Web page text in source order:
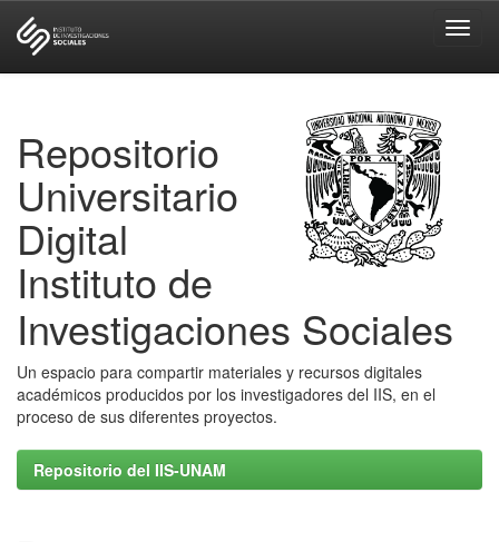
Repositorio
Universitario
Digital
Instituto de
Investigaciones Sociales
Un espacio para compartir materiales y recursos digitales
académicos producidos por los investigadores del IIS, en el
proceso de sus diferentes proyectos.
Repositorio del IIS-UNAM